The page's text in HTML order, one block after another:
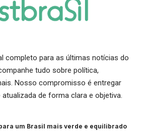
completo para as últimas notícias do
tudo sobre política,
Nosso compromisso é entregar
de forma clara e objetiva.
um Brasil mais verde e equilibrado